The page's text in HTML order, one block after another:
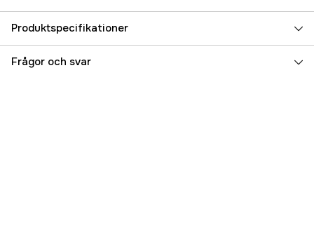
Produktspecifikationer
Color Art Green
Frågor och svar